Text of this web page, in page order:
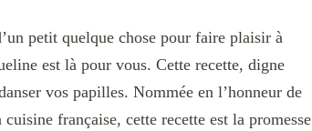
petit quelque chose pour faire plaisir à
est là pour vous. Cette recette, digne
vos papilles. Nommée en l’honneur de
française, cette recette est la promesse